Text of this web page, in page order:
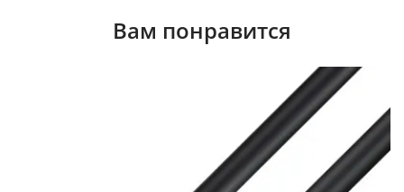
Вам понравится